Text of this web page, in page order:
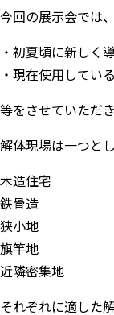
今回の展示会では、
・初夏頃に新しく
・現在使用してい
等をさせていただ
解体現場は一つと
木造住宅
鉄骨造
狭小地
旗竿地
近隣密集地
それぞれに適した